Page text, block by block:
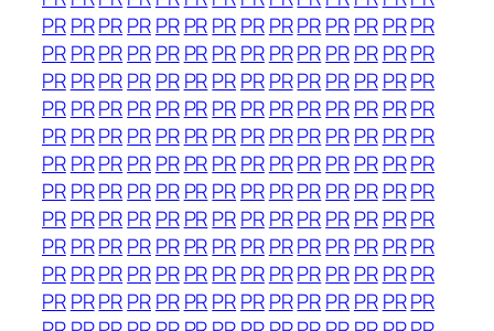
PRPRPRPRPR PRPRPRPRPRPRPR PRPR
PRPRPRPRPR PRPRPRPRPRPRPR PRPR
PRPRPRPRPR PRPRPRPRPRPRPR PRPR
PRPRPRPRPR PRPRPRPRPRPRPR PRPR
PRPRPRPRPR PRPRPRPRPRPRPR PRPR
PRPRPRPRPR PRPRPRPRPRPRPR PRPR
PRPRPRPRPR PRPRPRPRPRPRPR PRPR
PRPRPRPRPR PRPRPRPRPRPRPR PRPR
PRPRPRPRPR PRPRPRPRPRPRPR PRPR
PRPRPRPRPR PRPRPRPRPRPRPR PRPR
PRPRPRPRPR PRPRPRPRPRPRPR PRPR